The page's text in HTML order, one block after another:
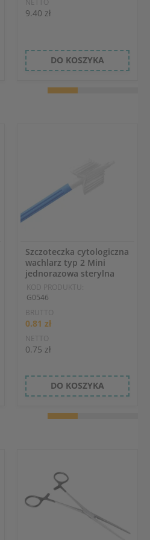
NETTO
9.40 zł
DO KOSZYKA
Szczoteczka cytologiczna
wachlarz typ 2 Mini
jednorazowa sterylna
KOD PRODUKTU:
G0546
BRUTTO
0.81 zł
NETTO
0.75 zł
DO KOSZYKA